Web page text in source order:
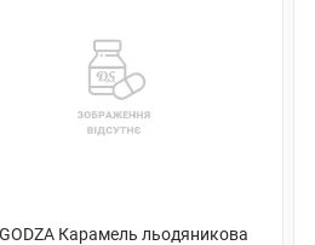
Карамель льодяникова